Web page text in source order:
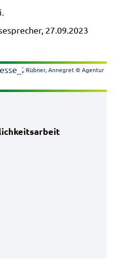
27.09.2023
Rübner, Annegret © Agentur